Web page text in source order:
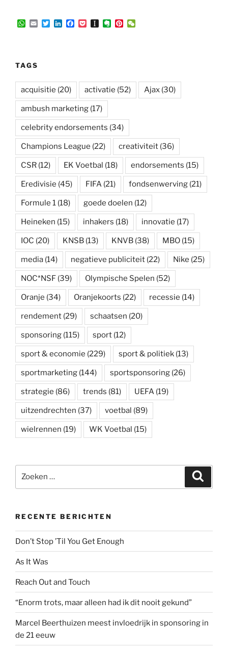
W
A
p
E
T
L
n
F
k
P
p
e
r
E
e
P
s
t
TAGS
acquisitie (20) activatie (52) Ajax (30)
ambush marketing (17)
celebrity endorsements (34)
Champions League (22) creativiteit (36)
CSR (12) EK Voetbal (18) endorsements (15)
Eredivisie (45) FIFA (21) fondsenwerving (21)
Formule 1 (18) goede doelen (12)
Heineken (15) inhakers (18) innovatie (17)
IOC (20) KNSB (13) KNVB (38) MBO (15)
media (14) negatieve publiciteit (22) Nike (25)
NOC*NSF (39) Olympische Spelen (52)
Oranje (34) Oranjekoorts (22) recessie (14)
rendement (29) schaatsen (20)
sponsoring (115) sport (12)
sport & economie (229) sport & politiek (13)
sportmarketing (144) sportsponsoring (26)
strategie (86) trends (81) UEFA (19)
uitzendrechten (37) voetbal (89)
wielrennen (19) WK Voetbal (15)
naar:
RECENTE BERICHTEN
Don’t Stop ’Til You Get Enough
As It Was
Reach Out and Touch
“Enorm trots, maar alleen had ik dit nooit gekund”
Marcel Beerthuizen meest invloedrijk in sponsoring in
de 21 eeuw